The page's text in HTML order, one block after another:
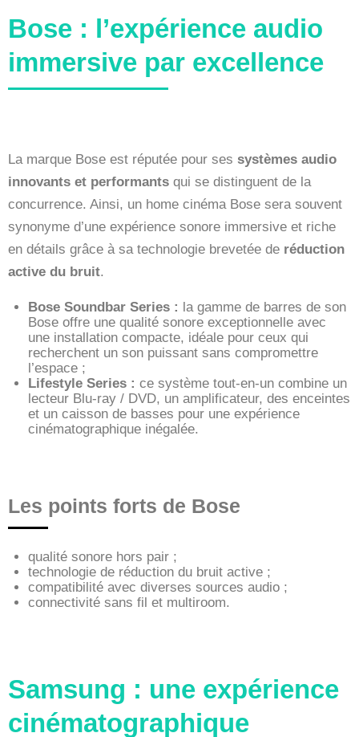
Bose : l’expérience audio
immersive par excellence
La marque Bose est réputée pour ses systèmes audio
innovants et performants qui se distinguent de la
concurrence. Ainsi, un home cinéma Bose sera souvent
synonyme d’une expérience sonore immersive et riche
en détails grâce à sa technologie brevetée de réduction
active du bruit.
Bose Soundbar Series : la gamme de barres de son
Bose offre une qualité sonore exceptionnelle avec
une installation compacte, idéale pour ceux qui
recherchent un son puissant sans compromettre
l’espace ;
Lifestyle Series : ce système tout-en-un combine un
lecteur Blu-ray / DVD, un amplificateur, des enceintes
et un caisson de basses pour une expérience
cinématographique inégalée.
Les points forts de Bose
qualité sonore hors pair ;
technologie de réduction du bruit active ;
compatibilité avec diverses sources audio ;
connectivité sans fil et multiroom.
Samsung : une expérience
cinématographique